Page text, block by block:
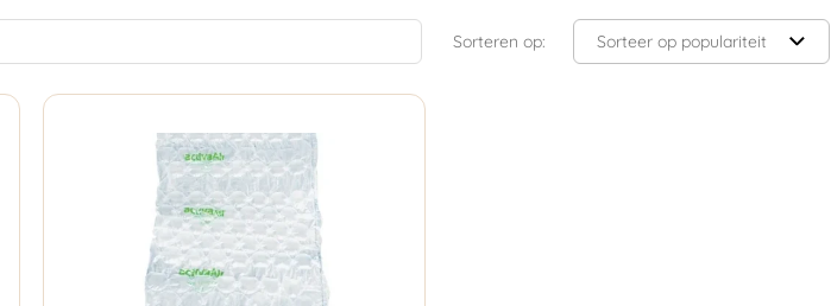
Sorteren op: